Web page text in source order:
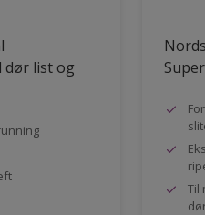
list og
Til